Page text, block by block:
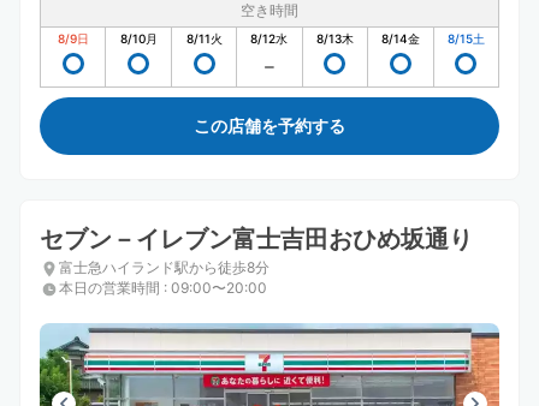
空き時間
8/9日 8/10月 8/11火 8/12水 8/13木 8/14金 8/15土
この店舗を予約する
セブン－イレブン富士吉田おひめ坂通り
富士急ハイランド駅から徒歩8分
本日の営業時間 : 09:00〜20:00